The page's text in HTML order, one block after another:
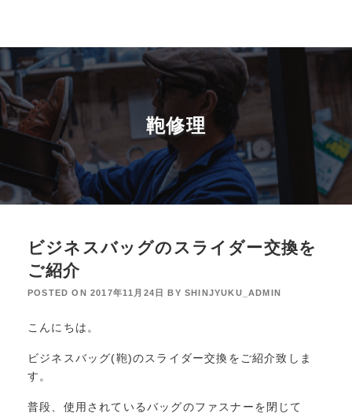
鞄修理
ビジネスバッグのスライダー交換を
ご紹介
POSTED ON 2017年11月24日 BYSHINJYUKU_ADMIN
こんにちは。
ビジネスバッグ(鞄)のスライダー交換をご紹介致しま
す。
普段、使用されているバッグのファスナーを閉じて